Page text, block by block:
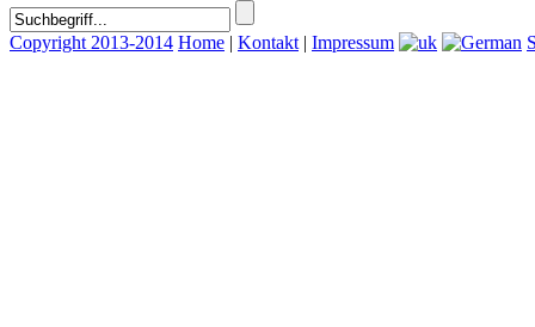
Copyright 2013-2014 Home | Kontakt | Impressum